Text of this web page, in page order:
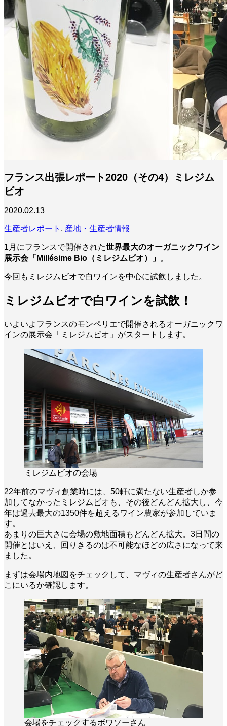
フランス出張レポート2020（その4）ミレジム
ビオ
2020.02.13
生産者レポート , 産地・生産者情報
1月にフランスで開催された世界最大のオーガニックワイン
展示会「Millésime Bio（ミレジムビオ）」 。
今回もミレジムビオで白ワインを中心に試飲しました。
ミレジムビオで白ワインを試飲！
いよいよフランスのモンペリエで開催されるオーガニックワ
インの展示会「ミレジムビオ」がスタートします。
ミレジムビオの会場
22年前のマヴィ創業時には、50軒に満たない生産者しか参
加してなかったミレジムビオも、その後どんどん拡大し、今
年は過去最大の1350件を超えるワイン農家が参加していま
す。
あまりの巨大さに会場の敷地面積もどんどん拡大。3日間の
開催とはいえ、回りきるのは不可能なほどの広さになって来
ました。
まずは会場内地図をチェックして、マヴィの生産者さんがど
こにいるか確認します。
会場をチェックするボワソーさん